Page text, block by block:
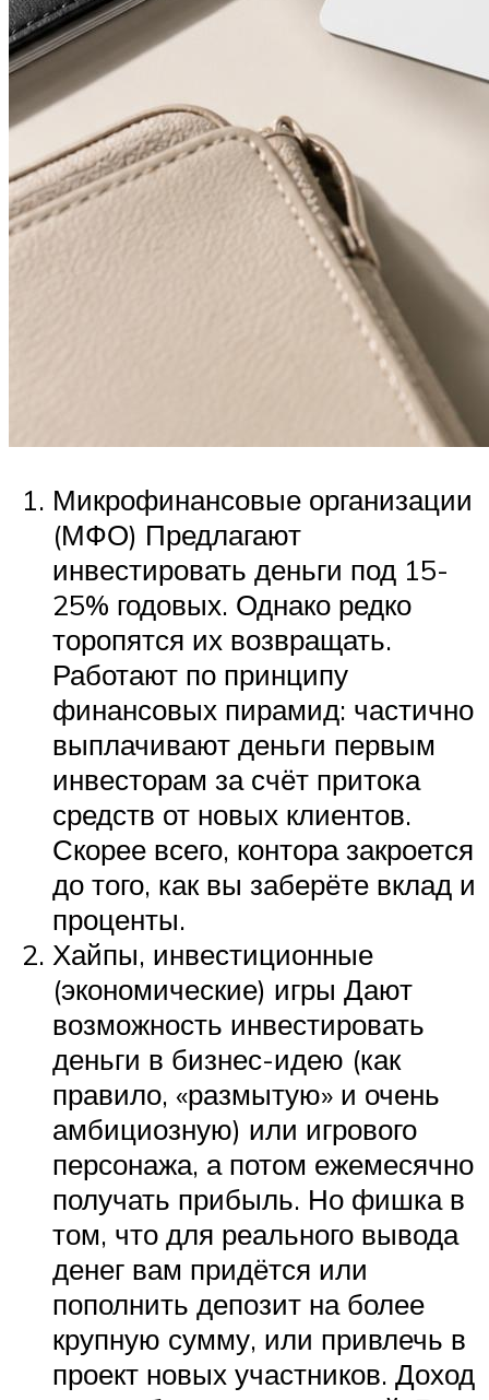
Микрофинансовые организации
(МФО) Предлагают
инвестировать деньги под 15-
25% годовых. Однако редко
торопятся их возвращать.
Работают по принципу
финансовых пирамид: частично
выплачивают деньги первым
инвесторам за счёт притока
средств от новых клиентов.
Скорее всего, контора закроется
до того, как вы заберёте вклад и
проценты.
Хайпы, инвестиционные
(экономические) игры Дают
возможность инвестировать
деньги в бизнес-идею (как
правило, «размытую» и очень
амбициозную) или игрового
персонажа, а потом ежемесячно
получать прибыль. Но фишка в
том, что для реального вывода
денег вам придётся или
пополнить депозит на более
крупную сумму, или привлечь в
проект новых участников. Доход